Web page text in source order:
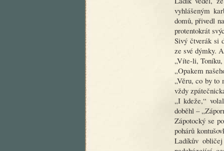
vyhlášeným
domů, přivedl
protentokrát
Sivý čtverák si
ze své dýmky.
„Víte-li,
„Opakem
„Věru, co by to
vždy
„I kdeže,“
doběhl –
Zápotocký se
pohárů
Ladíkův